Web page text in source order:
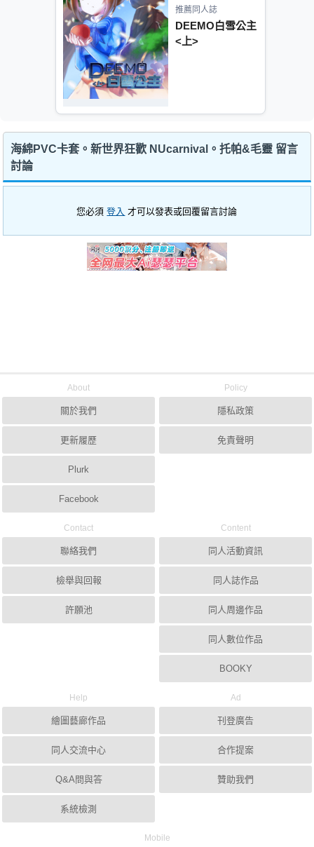
推薦同人誌
DEEMO白雪公主
<上>
海綿PVC卡套。新世界狂歡 NUcarnival。托帕&毛靈 留言
討論
您必須登入 才可以發表或回覆留言討論
About
關於我們
更新履歷
Plurk
Facebook
Policy
隱私政策
免責聲明
Contact
聯絡我們
檢舉與回報
許願池
Content
同人活動資訊
同人誌作品
同人周邊作品
同人數位作品
BOOKY
Help
繪圖藝廊作品
同人交流中心
Q&A問與答
系統檢測
Ad
刊登廣告
合作提案
贊助我們
Mobile